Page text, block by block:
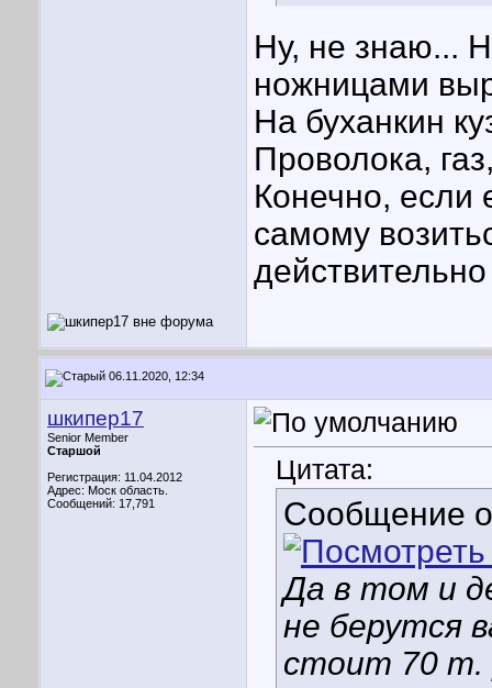
Ну, не знаю...
ножницами
На буханкин
Проволока,
Конечно, если
самому
06.11.2020, 12:34
шкипер17
Senior Member
Старшой
Регистрация: 11.04.2012
Адрес: Моск область.
Сообщений: 17,791
Цитата:
Сообщение
Да в том и
не берутся
стоит 70 т.